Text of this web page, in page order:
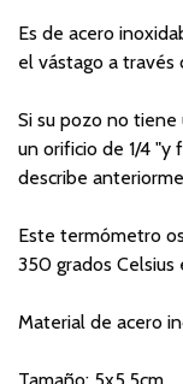
Es de acero
el vástago a través
Si su pozo no
un orificio de 1/4 "y
describe
Este termómetro
350 grados
Material de acero
Tamaño: 5x5.5cm